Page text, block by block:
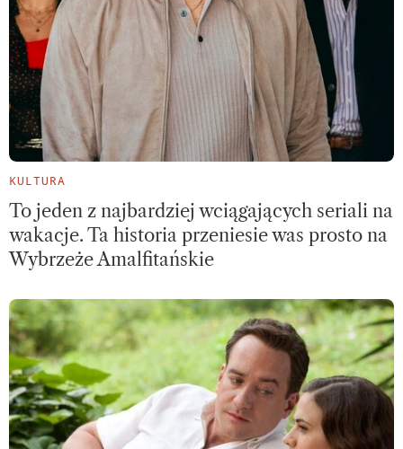
KULTURA
To jeden z najbardziej wciągających seriali na
wakacje. Ta historia przeniesie was prosto na
Wybrzeże Amalfitańskie